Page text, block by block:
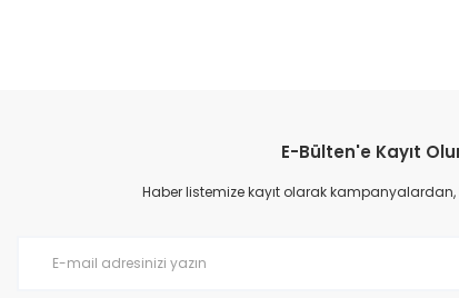
Ürün resmi kalitesiz, bozuk veya görüntülenemiyor.
Ürün açıklamasında eksik bilgiler bulunuyor.
E-Bülten'e Kayıt
Haber listemize kayıt olarak